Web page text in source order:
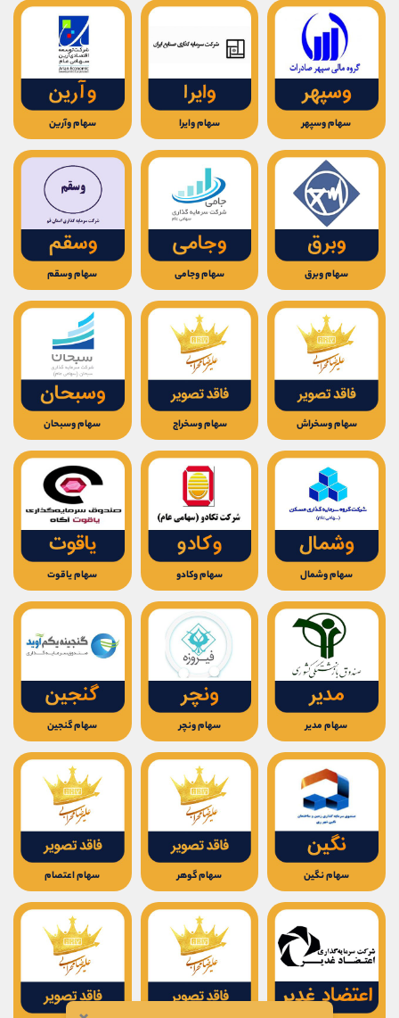
سهام وسپهر سهام وایرا سهام وآرین
سهام وبرق سهام وجامی سهام وسقم
سهام وسخراش سهام وسخراج سهام وسبحان
سهام وشمال سهام وکادو سهام یاقوت
سهام مدیر سهام ونچر سهام گنجین
سهام نگین سهام گوهر سهام اعتصام